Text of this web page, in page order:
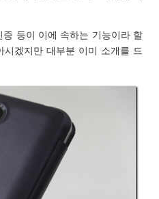
등이 이에 속하는 기능이라 할
겠지만 대부분 이미 소개를 드